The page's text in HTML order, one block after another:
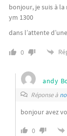
bonjour, je suis à
ym 1300
dans l’attente
0
andy
Réponse à
bonjour avez
0